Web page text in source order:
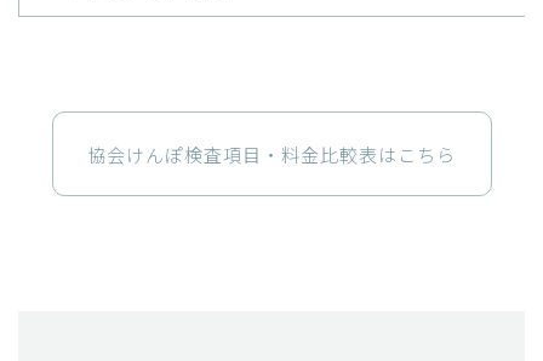
協会けんぽ検査項目・料金比較表はこちら